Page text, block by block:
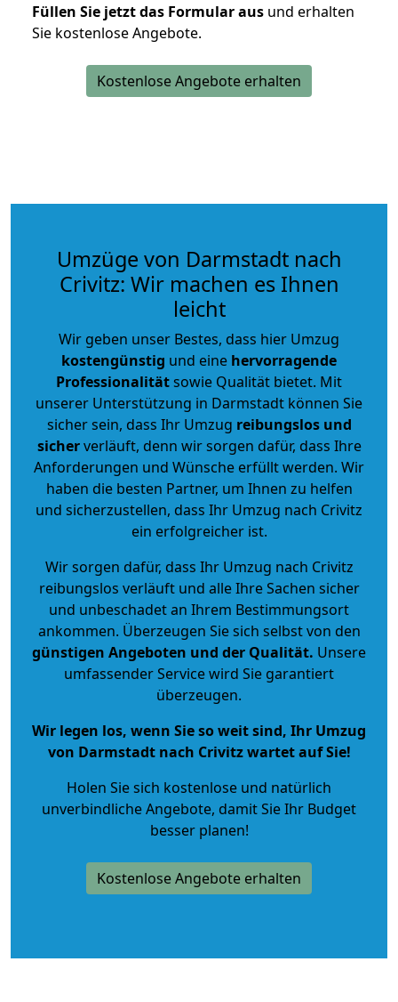
Füllen Sie jetzt das Formular aus und erhalten
Sie kostenlose Angebote.
Kostenlose Angebote erhalten
Umzüge von Darmstadt nach
Crivitz: Wir machen es Ihnen
leicht
Wir geben unser Bestes, dass hier Umzug
kostengünstig und eine hervorragende
Professionalitätsowie Qualität bietet. Mit
unserer Unterstützung in Darmstadt können Sie
sicher sein, dass Ihr Umzug reibungslos und
sicherverläuft, denn wir sorgen dafür, dass Ihre
Anforderungen und Wünsche erfüllt werden. Wir
haben die besten Partner, um Ihnen zu helfen
und sicherzustellen, dass Ihr Umzug nach Crivitz
ein erfolgreicher ist.
Wir sorgen dafür, dass Ihr Umzug nach Crivitz
reibungslos verläuft und alle Ihre Sachen sicher
und unbeschadet an Ihrem Bestimmungsort
ankommen. Überzeugen Sie sich selbst von den
günstigen Angeboten und der Qualität. Unsere
umfassender Service wird Sie garantiert
überzeugen.
Wir legen los, wenn Sie so weit sind, Ihr Umzug
von Darmstadt nach Crivitz wartet auf Sie!
Holen Sie sich kostenlose und natürlich
unverbindliche Angebote, damit Sie Ihr Budget
besser planen!
Kostenlose Angebote erhalten